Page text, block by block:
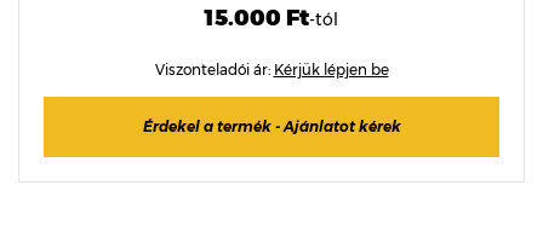
15.000 Ft-tól
Viszonteladói ár: Kérjük lépjen be
Érdekel a termék - Ajánlatot kérek